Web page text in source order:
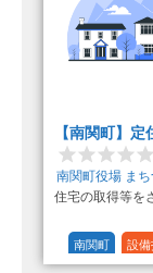
【南関町】
南関町役場 ま
住宅の取得等を
南関町 設備